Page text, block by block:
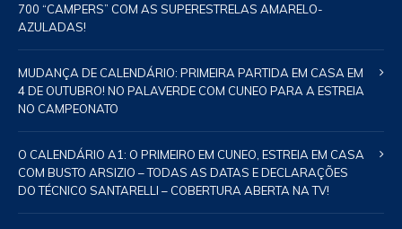
700 “CAMPERS” COM AS SUPERESTRELAS AMARELO-
AZULADAS!
MUDANÇA DE CALENDÁRIO: PRIMEIRA PARTIDA EM CASA EM
4 DE OUTUBRO! NO PALAVERDE COM CUNEO PARA A ESTREIA
NO CAMPEONATO
O CALENDÁRIO A1: O PRIMEIRO EM CUNEO, ESTREIA EM CASA
COM BUSTO ARSIZIO – TODAS AS DATAS E DECLARAÇÕES
DO TÉCNICO SANTARELLI – COBERTURA ABERTA NA TV!